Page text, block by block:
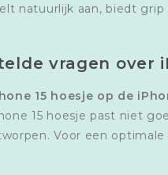
natuurlijk aan, biedt
vragen over
15 hoesje op de
15 hoesje past niet
Voor een